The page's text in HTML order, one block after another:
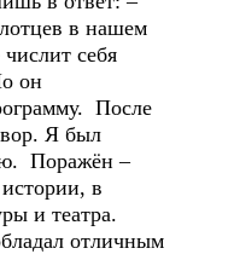
в нашем
себя
он
После
Я был
Поражён –
в
и театра.
отличным